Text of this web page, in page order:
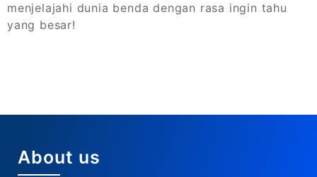
menjelajahi dunia benda dengan rasa ingin tahu
yang besar!
About us